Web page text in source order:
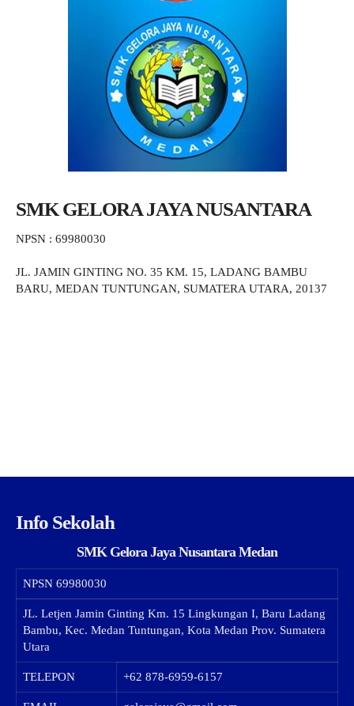
SMK GELORA JAYA NUSANTARA
NPSN : 69980030
JL. JAMIN GINTING NO. 35 KM. 15, LADANG BAMBU
BARU, MEDAN TUNTUNGAN, SUMATERA UTARA, 20137
Info Sekolah
SMK Gelora Jaya Nusantara Medan
NPSN 69980030
JL. Letjen Jamin Ginting Km. 15 Lingkungan I, Baru Ladang
Bambu, Kec. Medan Tuntungan, Kota Medan Prov. Sumatera
Utara
TELEPON +62 878-6959-6157